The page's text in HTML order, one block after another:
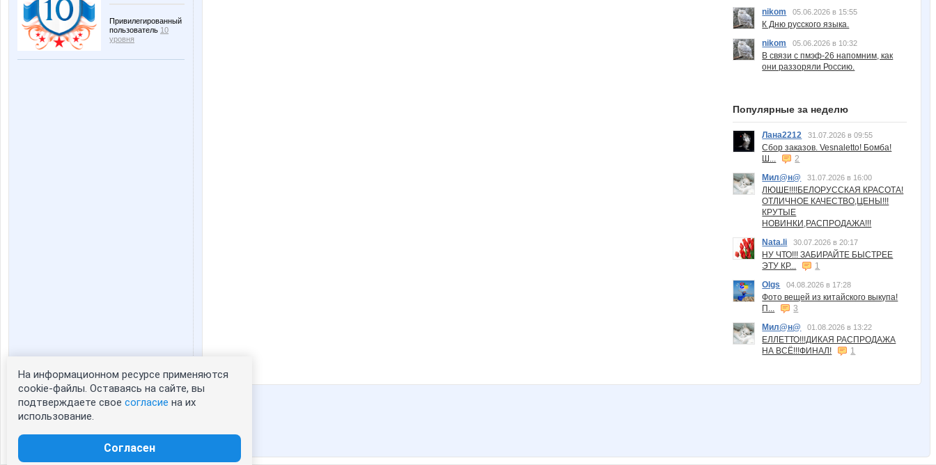
Привилегированный
пользователь 10
уровня
Статистика портрета:
сейчас просматривают портрет - 0
зарегистрированные пользователи
nikom
05.06.2026 в 15:55
К Дню русского языка.
nikom
05.06.2026 в 10:32
В связи с пмэф-26 напомним, как
они раззоряли Россию.
Популярные за неделю
Лана2212 31.07.2026 в 09:55
Сбор заказов. Vesnaletto! Бомба!
Ш...
2
Мил@н@
31.07.2026 в 16:00
ЛЮШЕ!!!!БЕЛОРУССКАЯ КРАСОТА!
ОТЛИЧНОЕ КАЧЕСТВО,ЦЕНЫ!!!
КРУТЫЕ
НОВИНКИ,РАСПРОДАЖА!!!
Nata.li
30.07.2026 в 20:17
НУ ЧТО!!! ЗАБИРАЙТЕ БЫСТРЕЕ
ЭТУ КР...
1
Olgs
04.08.2026 в 17:28
Фото вещей из китайского выкупа!
П...
3
Мил@н@
01.08.2026 в 13:22
ЕЛЛЕТТО!!!ДИКАЯ РАСПРОДАЖА
НА ВСЁ!!!ФИНАЛ!
1
На информационном ресурсе применяются
cookie-файлы. Оставаясь на сайте, вы
подтверждаете свое согласие на их
использование.
Согласен